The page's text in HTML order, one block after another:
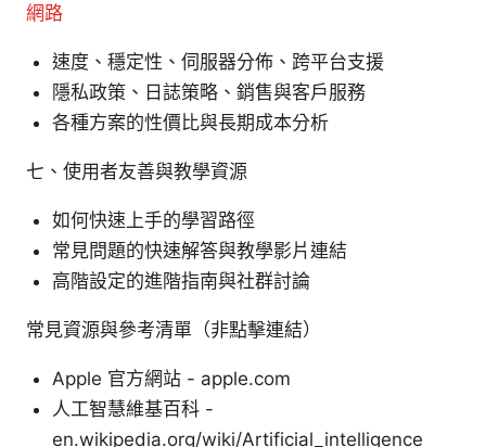
網路
速度、穩定性、伺服器分佈、跨平台支援
隱私政策、日誌策略、銷售與客戶服務
各種方案的性價比與長期成本分析
七、使用者友善與教學資源
如何快速上手的學習路徑
常見問題的快速解答與教學影片連結
高階設定的進階指南與社群討論
常見資源與參考清單（非點擊連結）
Apple 官方網站 - apple.com
人工智慧維基百科 -
en.wikipedia.org/wiki/Artificial_intelligence